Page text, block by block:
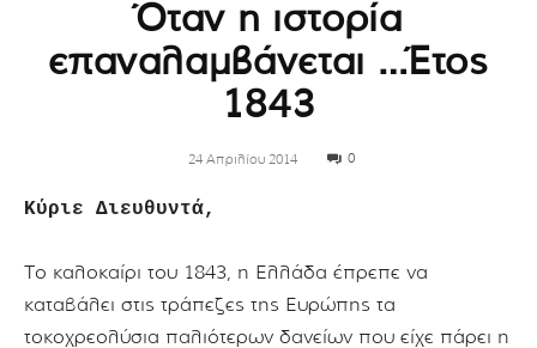
Όταν η ιστορία
επαναλαμβάνεται …Έτος
1843
24 Απριλίου 2014 0
Κύριε Διευθυντά,
Το καλοκαίρι του 1843, η Ελλάδα έπρεπε να
καταβάλει στις τράπεζες της Ευρώπης τα
τοκοχρεολύσια παλιότερων δανείων που είχε πάρει η